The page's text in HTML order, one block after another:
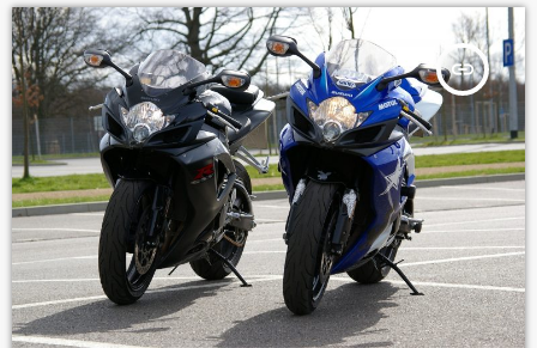
insert_link